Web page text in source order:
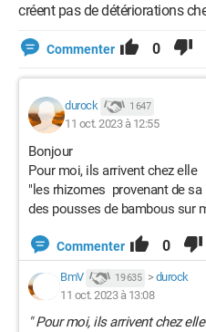
créent pas de détériorations
Commenter 0
durock 1 647
11 oct. 2023 à 12:55
Bonjour
Pour moi, ils arrivent chez elle
"les rhizomes provenant de
des pousses de bambous sur
Commenter 0
BmV 19 635 > durock
11 oct. 2023 à 13:08
" Pour moi, ils arrivent chez